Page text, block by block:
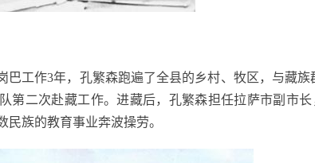
巴工作3年，孔繁森跑遍了全县的乡村、牧区，与藏族
二次赴藏工作。进藏后，孔繁森担任拉萨市副市
族的教育事业奔波操劳。